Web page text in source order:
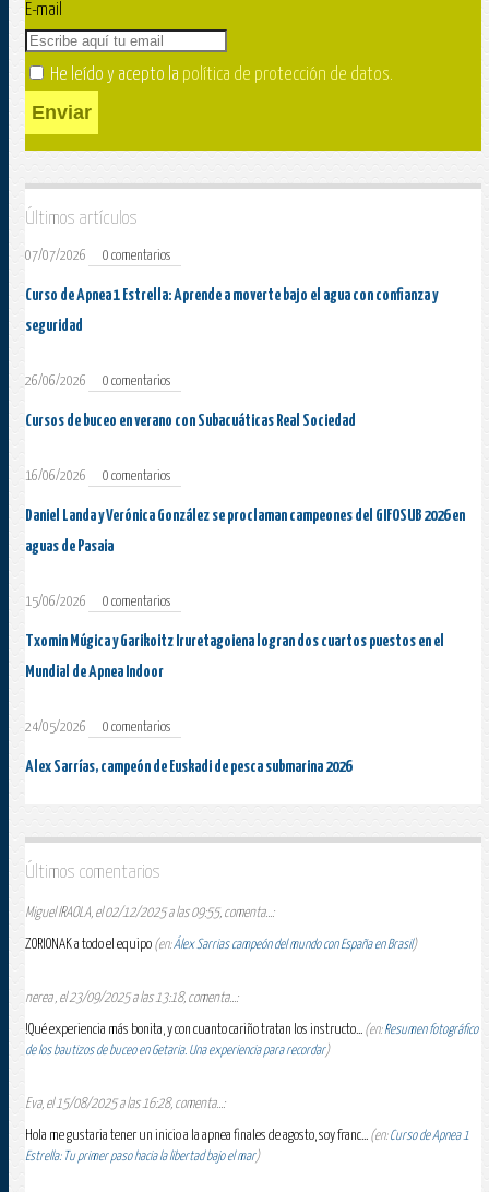
E-mail
He leído y acepto la política de protección de datos.
Enviar
Últimos artículos
07/07/2026 0 comentarios
Curso de Apnea 1 Estrella: Aprende a moverte bajo el agua con confianza y
seguridad
26/06/2026 0 comentarios
Cursos de buceo en verano con Subacuáticas Real Sociedad
16/06/2026 0 comentarios
Daniel Landa y Verónica González se proclaman campeones del GIFOSUB 2026 en
aguas de Pasaia
15/06/2026 0 comentarios
Txomin Múgica y Garikoitz Iruretagoiena logran dos cuartos puestos en el
Mundial de Apnea Indoor
24/05/2026 0 comentarios
Alex Sarrías, campeón de Euskadi de pesca submarina 2026
Últimos comentarios
Miguel IRAOLA, el 02/12/2025 a las 09:55, comenta...:
ZORIONAK a todo el equipo (en:Álex Sarrias campeón del mundo con España en Brasil)
nerea , el 23/09/2025 a las 13:18, comenta...:
!Qué experiencia más bonita, y con cuanto cariño tratan los instructo... (en:Resumen fotográfico
de los bautizos de buceo en Getaria. Una experiencia para recordar)
Eva, el 15/08/2025 a las 16:28, comenta...:
Hola me gustaria tener un inicio a la apnea finales de agosto, soy franc... (en:Curso de Apnea 1
Estrella: Tu primer paso hacia la libertad bajo el mar)